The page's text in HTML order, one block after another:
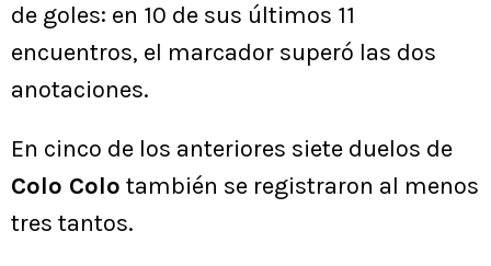
de goles: en 10 de sus últimos 11
encuentros, el marcador superó las dos
anotaciones.
En cinco de los anteriores siete duelos de
Colo Colo también se registraron al menos
tres tantos.